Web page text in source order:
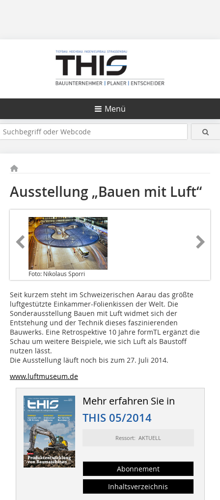
Menü
Ausstellung „Bauen mit Luft“
Foto: Nikolaus Sporri
Seit kurzem steht im Schweizerischen Aarau das größte
luftgestützte Einkammer-Folienkissen der Welt. Die
Sonderausstellung Bauen mit Luft widmet sich der
Entstehung und der Technik dieses faszinierenden
Bauwerks. Eine Retrospektive 10 Jahre formTL ergänzt die
Schau um weitere Beispiele, wie sich Luft als Baustoff
nutzen lässt.
Die Ausstellung läuft noch bis zum 27. Juli 2014.
www.luftmuseum.de
Mehr erfahren Sie in
THIS 05/2014
Ressort: AKTUELL
Abonnement
Inhaltsverzeichnis